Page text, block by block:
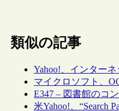
類似の記事
Yahoo!、インター
マイクロソフト、
E347 – 図書館のコ
米Yahoo!、“Search